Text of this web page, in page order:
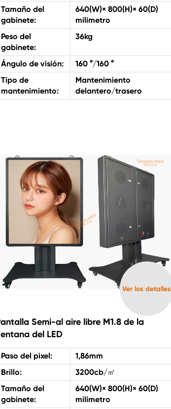
Tamaño del
gabinete:
640(W)× 800(H)× 60(D)
milímetro
Peso del
gabinete:
36kg
Ángulo de visión:
160 °/160 °
Tipo de
mantenimiento:
Mantenimiento
delantero/trasero
Ver los detalles
Semi-al aire libre M1.8 de la
del LED
Paso del pixel:
1,86mm
Brillo:
3200cb/㎡
Tamaño del
gabinete:
640(W)× 800(H)× 60(D)
milímetro